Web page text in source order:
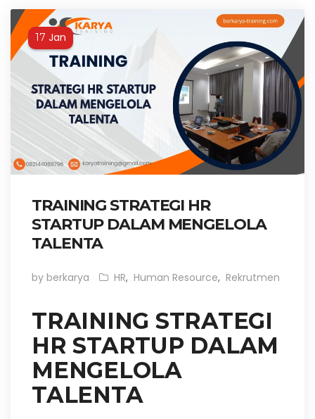
17 Jan
TRAINING STRATEGI HR
STARTUP DALAM MENGELOLA
TALENTA
by berkarya HR, Human Resource, Rekrutmen
TRAINING STRATEGI
HR STARTUP DALAM
MENGELOLA
TALENTA